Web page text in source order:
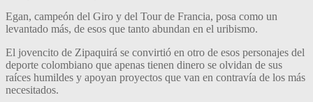
Egan, campeón del Giro y del Tour de Francia, posa como un
levantado más, de esos que tanto abundan en el uribismo.
El jovencito de Zipaquirá se convirtió en otro de esos personajes del
deporte colombiano que apenas tienen dinero se olvidan de sus
raíces humildes y apoyan proyectos que van en contravía de los más
necesitados.